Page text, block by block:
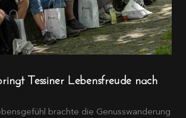
Tessiner Lebensfreude nach
brachte die Genusswanderung